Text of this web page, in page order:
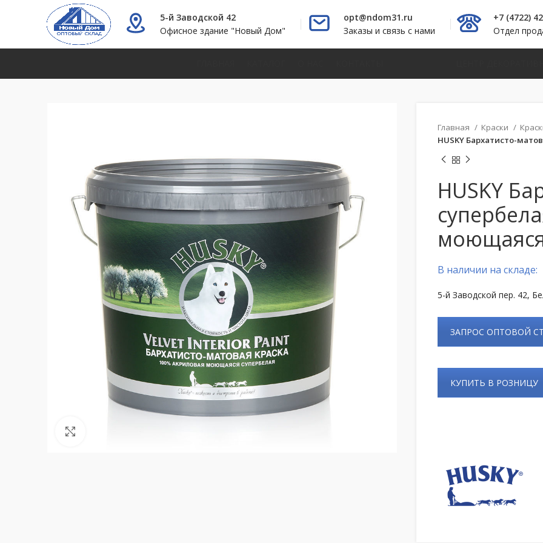
5-й Заводской 42
Офисное здание "Новый Дом"
opt@ndom31.ru
Заказы и связь с нами
+7 (4722)
Отдел
Главная Краски
HUSKY Бархатисто-
HUSKY
В наличии на складе:
5-й Заводской пер. 42,
ЗАПРОС ОПТОВОЙ
КУПИТЬ В РОЗНИЦУ